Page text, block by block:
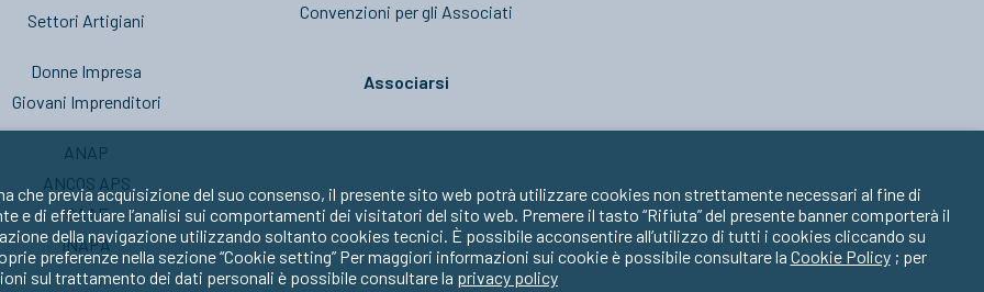
Settori Artigiani
Donne Impresa
Giovani Imprenditori
ANAP
ANCOS APS
CAAF
INAPA
Convenzioni per gli Associati
Associarsi
che previa acquisizione del suo consenso, il presente sito web potrà utilizzare cookies non strettamente necessari al fine di
e di effettuare l’analisi sui comportamenti dei visitatori del sito web. Premere il tasto “Rifiuta” del presente banner comporterà il
della navigazione utilizzando soltanto cookies tecnici. È possibile acconsentire all’utilizzo di tutti i cookies cliccando su
preferenze nella sezione “Cookie setting” Per maggiori informazioni sui cookie è possibile consultare la Cookie Policy; per
sul trattamento dei dati personali è possibile consultare la privacy policy